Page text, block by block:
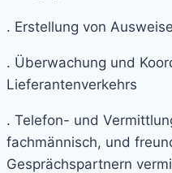
. Erstellung von
. Überwachung und
Lieferantenverkehrs
. Telefon- und
fachmännisch, und
Gesprächspartnern